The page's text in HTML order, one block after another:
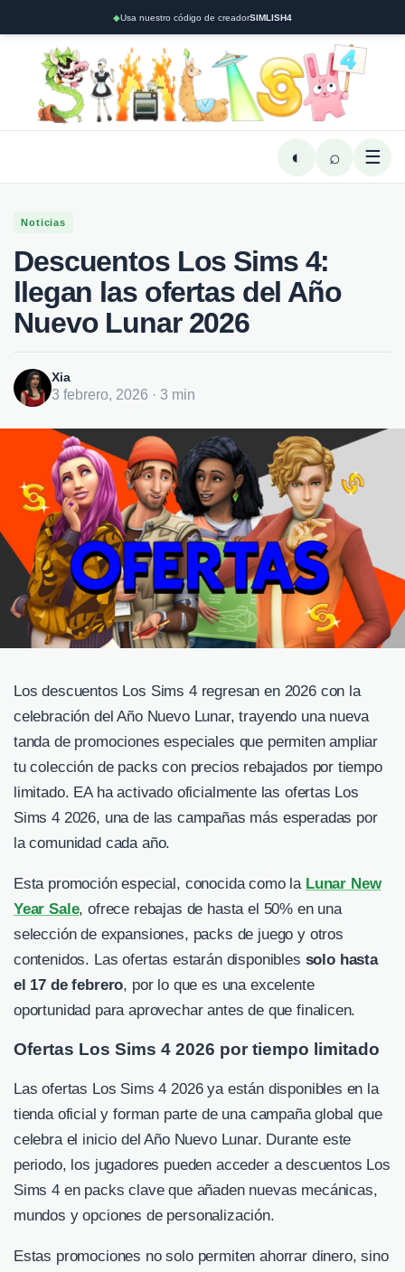
◆Usa nuestro código de creadorSIMLISH4
◐ ⌕ ☰
Noticias
Descuentos Los Sims 4:
llegan las ofertas del Año
Nuevo Lunar 2026
Xia
3 febrero, 2026 · 3 min
Los descuentos Los Sims 4 regresan en 2026 con la
celebración del Año Nuevo Lunar, trayendo una nueva
tanda de promociones especiales que permiten ampliar
tu colección de packs con precios rebajados por tiempo
limitado. EA ha activado oficialmente las ofertas Los
Sims 4 2026, una de las campañas más esperadas por
la comunidad cada año.
Esta promoción especial, conocida como la Lunar New
Year Sale, ofrece rebajas de hasta el 50% en una
selección de expansiones, packs de juego y otros
contenidos. Las ofertas estarán disponibles solo hasta
el 17 de febrero, por lo que es una excelente
oportunidad para aprovechar antes de que finalicen.
Ofertas Los Sims 4 2026 por tiempo limitado
Las ofertas Los Sims 4 2026 ya están disponibles en la
tienda oficial y forman parte de una campaña global que
celebra el inicio del Año Nuevo Lunar. Durante este
periodo, los jugadores pueden acceder a descuentos Los
Sims 4 en packs clave que añaden nuevas mecánicas,
mundos y opciones de personalización.
Estas promociones no solo permiten ahorrar dinero, sino